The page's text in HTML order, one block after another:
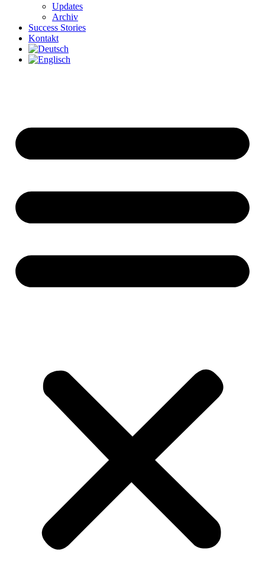
Updates
Archiv
Success Stories
Kontakt